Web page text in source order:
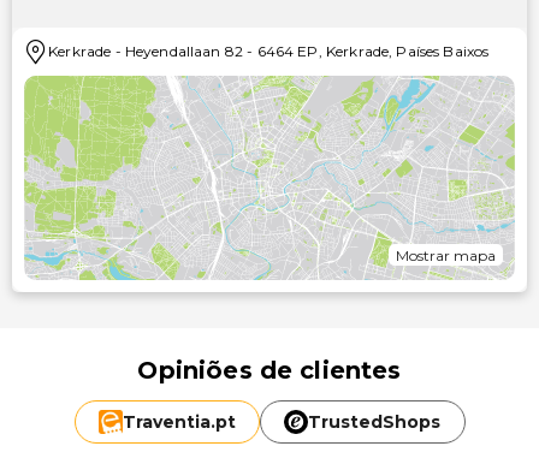
Kerkrade - Heyendallaan 82 - 6464 EP Kerkrade Países Baixos
Mostrar mapa
Opiniões de clientes
Traventia.pt TrustedShops